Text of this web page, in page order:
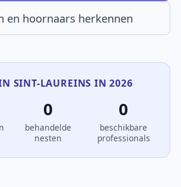
en hoornaars herkennen
SINT-LAUREINS IN 2026
0
behandelde
nesten
0
beschikbare
professionals